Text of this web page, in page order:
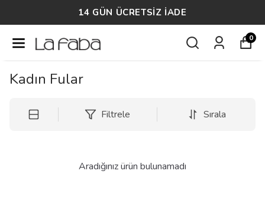
14 GÜN ÜCRETSİZ İADE
0
Kadın Fular
Filtrele Sırala
Aradığınız ürün bulunamadı